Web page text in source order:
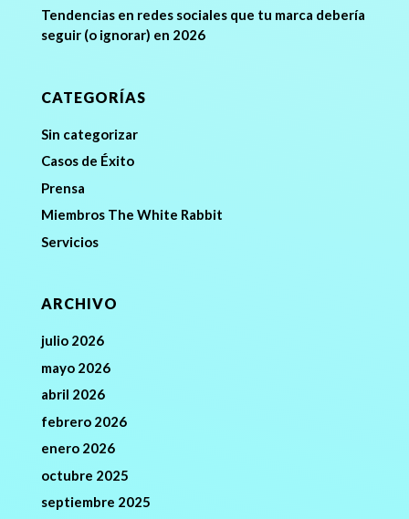
Tendencias en redes sociales que tu marca debería
seguir (o ignorar) en 2026
CATEGORÍAS
Sin categorizar
Casos de Éxito
Prensa
Miembros The White Rabbit
Servicios
ARCHIVO
julio 2026
mayo 2026
abril 2026
febrero 2026
enero 2026
octubre 2025
septiembre 2025